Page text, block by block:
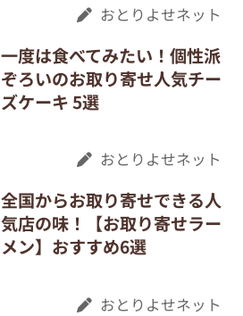
おとりよせネット
一度は食べてみたい！個性派
ぞろいのお取り寄せ人気チー
ズケーキ 5選
おとりよせネット
全国からお取り寄せできる人
気店の味！【お取り寄せラー
メン】おすすめ6選
おとりよせネット